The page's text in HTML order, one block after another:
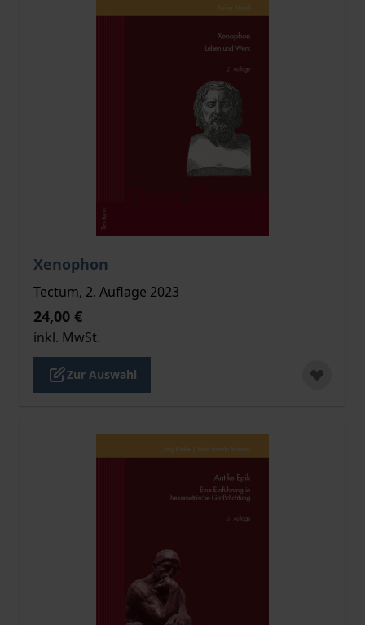
Xenophon
Der Preis dieses Titels richtet sich nach der
Tectum, 2. Auflage 2023
24,00 €
inkl. MwSt.
Zur Auswahl